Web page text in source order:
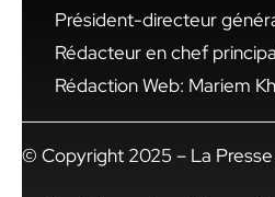
Président-directeur
Rédacteur en chef
Rédaction Web: Mariem
© Copyright 2025 – La Presse